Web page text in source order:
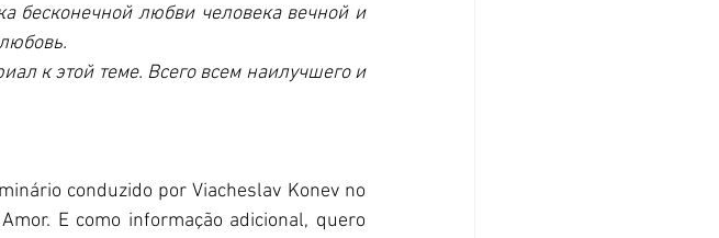
бесконечной любви человека вечной и
к этой теме. Всего всем наилучшего и
conduzido por Viacheslav Konev no
E como informação adicional, quero